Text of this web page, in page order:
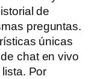
de
preguntas.
únicas
chat en vivo
Por